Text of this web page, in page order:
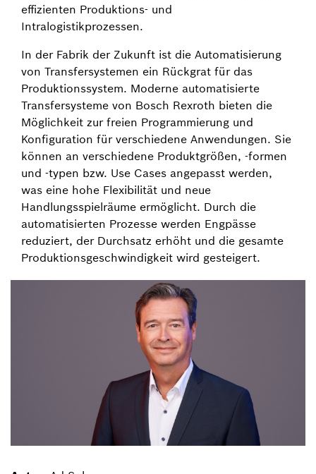
effizienten Produktions- und
Intralogistikprozessen.
In der Fabrik der Zukunft ist die Automatisierung
von Transfersystemen ein Rückgrat für das
Produktionssystem. Moderne automatisierte
Transfersysteme von Bosch Rexroth bieten die
Möglichkeit zur freien Programmierung und
Konfiguration für verschiedene Anwendungen. Sie
können an verschiedene Produktgrößen, -formen
und -typen bzw. Use Cases angepasst werden,
was eine hohe Flexibilität und neue
Handlungsspielräume ermöglicht. Durch die
automatisierten Prozesse werden Engpässe
reduziert, der Durchsatz erhöht und die gesamte
Produktionsgeschwindigkeit wird gesteigert.